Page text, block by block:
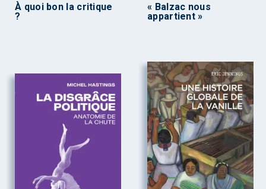
À quoi bon la critique
?
« Balzac nous
appartient »